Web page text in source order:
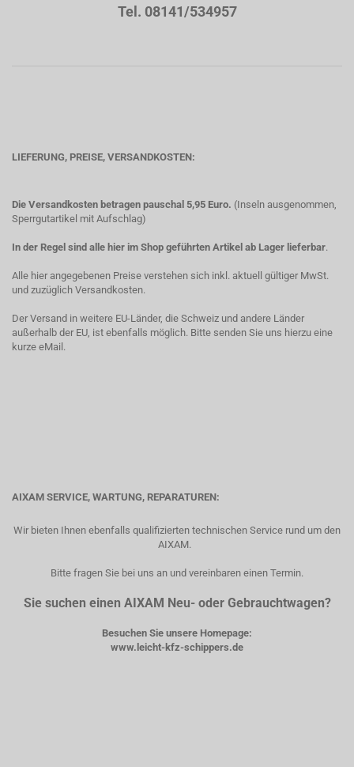
Tel. 08141/534957
LIEFERUNG, PREISE, VERSANDKOSTEN:
Die Versandkosten betragen pauschal 5,95 Euro. (Inseln ausgenommen,
Sperrgutartikel mit Aufschlag)
In der Regel sind alle hier im Shop geführten Artikel ab Lager lieferbar.
Alle hier angegebenen Preise verstehen sich inkl. aktuell gültiger MwSt.
und zuzüglich Versandkosten.
Der Versand in weitere EU-Länder, die Schweiz und andere Länder
außerhalb der EU, ist ebenfalls möglich. Bitte senden Sie uns hierzu eine
kurze eMail.
AIXAM SERVICE, WARTUNG, REPARATUREN:
Wir bieten Ihnen ebenfalls qualifizierten technischen Service rund um den
AIXAM.
Bitte fragen Sie bei uns an und vereinbaren einen Termin.
Sie suchen einen AIXAM Neu- oder Gebrauchtwagen?
Besuchen Sie unsere Homepage:
www.leicht-kfz-schippers.de